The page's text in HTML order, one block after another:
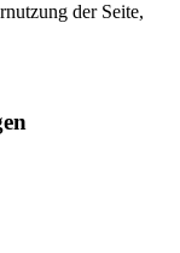
der Seite,